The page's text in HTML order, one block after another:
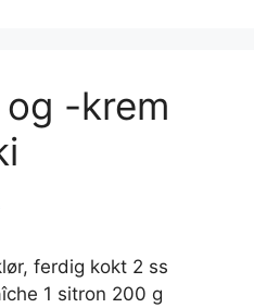
-krem
ferdig kokt 2 ss
1 sitron 200 g